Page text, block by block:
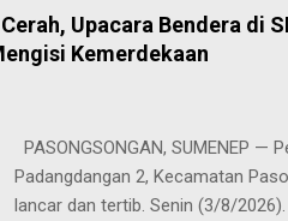
Juhairiyah, peserta dari PKBM Al
"Saya sangat senang bisa
keterampilan baru, saya juga bisa
Syamsul, S.H., S.Pd., M.Pd., yang
sangat mendukung kegiatan ini,
Upacara Bendera di
Kemerdekaan
PASONGSONGAN, SUMENEP —
Padangdangan 2, Kecamatan
lancar dan tertib. Senin (3/8/